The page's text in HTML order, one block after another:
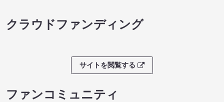
クラウドファンディング
サイトを閲覧する
ファンコミュニティ